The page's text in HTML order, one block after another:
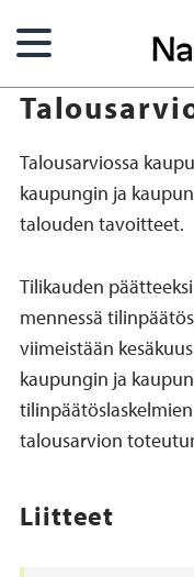
pääsisältöön
Talousarviossa
kaupungin ja
talouden tavoitteet.
Tilikauden
mennessä
viimeistään
kaupungin ja
talousarvion
Liitteet